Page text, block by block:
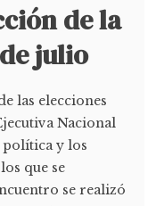
de la
julio
las elecciones
Nacional
política y los
que se
se realizó